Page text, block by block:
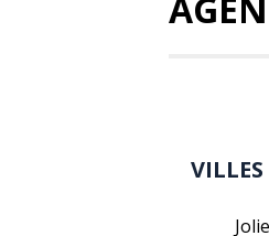
VILLES